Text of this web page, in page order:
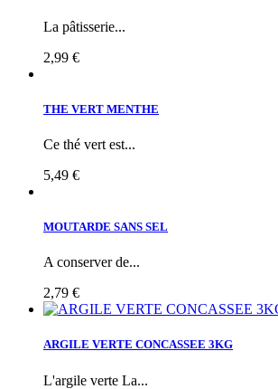
La pâtisserie...
2,99 €
THE VERT MENTHE
Ce thé vert est...
5,49 €
MOUTARDE SANS SEL
A conserver de...
2,79 €
ARGILE VERTE CONCASSEE 3KG
L'argile verte La...